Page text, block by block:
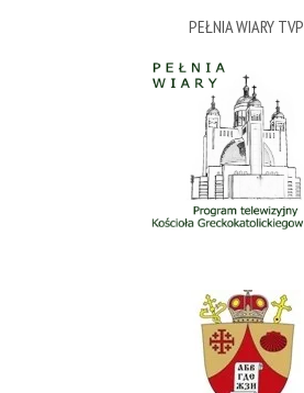
PEŁNIA WIARY TVP